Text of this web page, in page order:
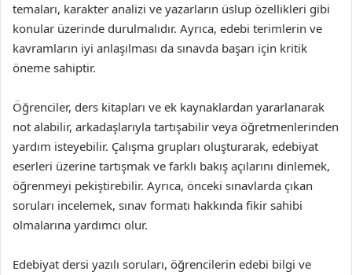
temaları, karakter analizi ve yazarların üslup özellikleri gibi
konular üzerinde durulmalıdır. Ayrıca, edebi terimlerin ve
kavramların iyi anlaşılması da sınavda başarı için kritik
öneme sahiptir.
Öğrenciler, ders kitapları ve ek kaynaklardan yararlanarak
not alabilir, arkadaşlarıyla tartışabilir veya öğretmenlerinden
yardım isteyebilir. Çalışma grupları oluşturarak, edebiyat
eserleri üzerine tartışmak ve farklı bakış açılarını dinlemek,
öğrenmeyi pekiştirebilir. Ayrıca, önceki sınavlarda çıkan
soruları incelemek, sınav formatı hakkında fikir sahibi
olmalarına yardımcı olur.
Edebiyat dersi yazılı soruları, öğrencilerin edebi bilgi ve